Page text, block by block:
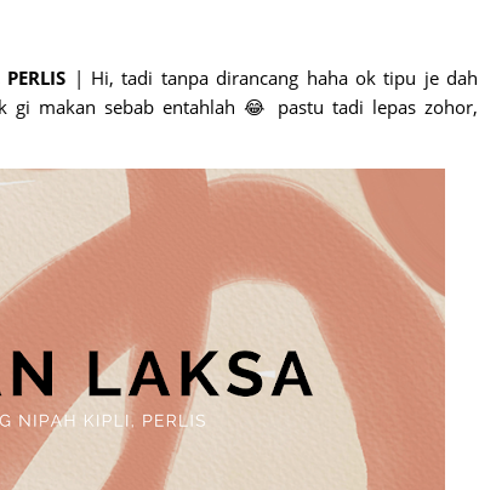
| Hi, tadi tanpa dirancang haha ok tipu je dah
gi makan sebab entahlah 😂 pastu tadi lepas zohor,